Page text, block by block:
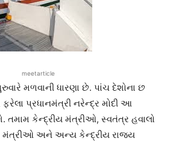
meetarticle
મળવાની ધારણા છે. પાંચ દેશોના છ
ફરેલા પ્રધાનમંત્રી નરેન્દ્ર મોદી આ
તમામ કેન્દ્રીય મંત્રીઓ, સ્વતંત્ર હવાલો
મંત્રીઓ અને અન્ય કેન્દ્રીય રાજ્ય